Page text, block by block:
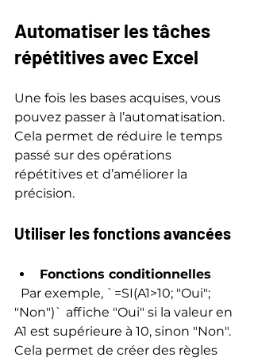
Automatiser les tâches
répétitives avec Excel
Une fois les bases acquises, vous
pouvez passer à l’automatisation.
Cela permet de réduire le temps
passé sur des opérations
répétitives et d’améliorer la
précision.
Utiliser les fonctions avancées
Fonctions conditionnelles
"Non")` affiche "Oui" si la valeur en
A1 est supérieure à 10, sinon "Non".
Cela permet de créer des règles